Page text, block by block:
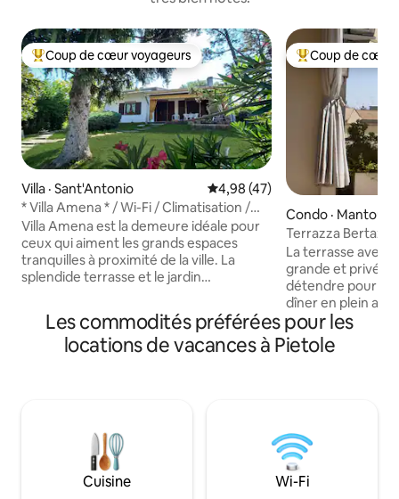
Coup de cœur voyageurs parmi les plus aimés
Coup de cœur voyageurs
Villa · Sant'Antonio Note moyenne de 4,98 sur 5,
4,98 (47)
* Villa Amena * / Wi-Fi / Climatisation /
Jardin privé
Villa Amena est la demeure idéale pour
ceux qui aiment les grands espaces
tranquilles à proximité de la ville. La
splendide terrasse et le jardin
de détente même en plein air. Les
intérieurs sont accueillants et soignés
dans les moindres détails. La villa est
peut-être remarqué, il n'y a pas de
machine à laver dans les services
disponibles, mais à une courte distance
de nous, il y a une laverie en libre-service
Coup de cœur
Coup de cœur
Condo · Mantoue
Terrazza
00033
La terrasse avec
grande et privée.
détendre pour
dîner en plein air
bioclimatique
L’espace
salon avec
ascenseur.
dans toute la
verre avec
moustiquaires.
Les commodités préférées pour les
locations de vacances à Pietole
Cuisine Wi-Fi